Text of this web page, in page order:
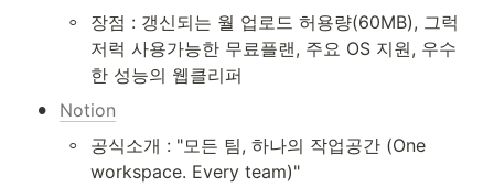
◦
장점 : 갱신되는 월 업로드 허용량(60MB), 그럭
저럭 사용가능한 무료플랜, 주요 OS 지원, 우수
한 성능의 웹클리퍼
• Notion
◦
공식소개 : "모든 팀, 하나의 작업공간 (One
workspace. Every team)"